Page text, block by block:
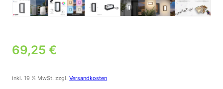
69,25 €
inkl. 19 % MwSt. zzgl.Versandkosten